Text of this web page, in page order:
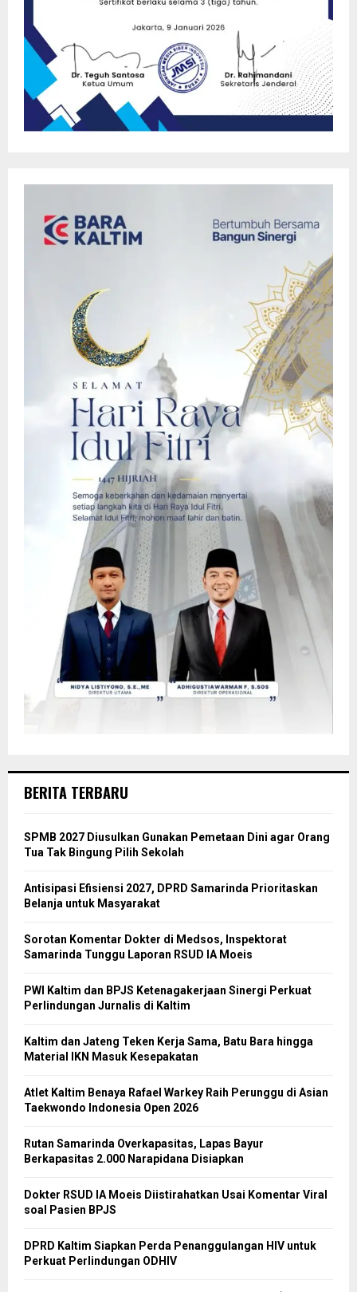
BERITA TERBARU
SPMB 2027 Diusulkan Gunakan Pemetaan Dini agar Orang
Tua Tak Bingung Pilih Sekolah
Antisipasi Efisiensi 2027, DPRD Samarinda Prioritaskan
Belanja untuk Masyarakat
Sorotan Komentar Dokter di Medsos, Inspektorat
Samarinda Tunggu Laporan RSUD IA Moeis
PWI Kaltim dan BPJS Ketenagakerjaan Sinergi Perkuat
Perlindungan Jurnalis di Kaltim
Kaltim dan Jateng Teken Kerja Sama, Batu Bara hingga
Material IKN Masuk Kesepakatan
Atlet Kaltim Benaya Rafael Warkey Raih Perunggu di Asian
Taekwondo Indonesia Open 2026
Rutan Samarinda Overkapasitas, Lapas Bayur
Berkapasitas 2.000 Narapidana Disiapkan
Dokter RSUD IA Moeis Diistirahatkan Usai Komentar Viral
soal Pasien BPJS
DPRD Kaltim Siapkan Perda Penanggulangan HIV untuk
Perkuat Perlindungan ODHIV